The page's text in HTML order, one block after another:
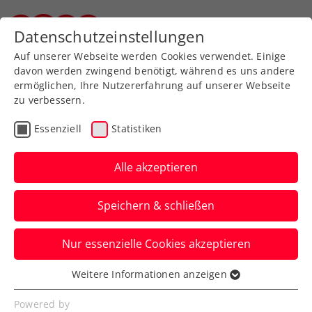
Zurück zur Newsübersicht
Turniere
French Open:
Erfolgreiches Paris-Debüt
für Schwärzler
Die große ÖTV-Nachwuchshoffnung
gewinnt das Auftaktmatch im
Jugendbewerb nach Satzrückstand.
Verfasst von: Manuel Wachta, 04.06.2023
Datenschutzeinstellungen
Auf unserer Webseite werden Cookies verwendet. Einige
davon werden zwingend benötigt, während es uns andere
ermöglichen, Ihre Nutzererfahrung auf unserer Webseite
zu verbessern.
Essenziell Statistiken
Alle akzeptieren
Speichern & schließen
Nur essenzielle Cookies akzeptieren
Essenziell
Essenzielle Cookies werden für grundlegende
Weitere Informationen anzeigen
Powered by